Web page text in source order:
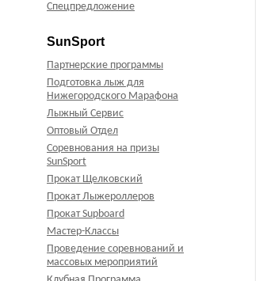
Спецпредложение
SunSport
Партнерские программы
Подготовка лыж для
Нижегородского Марафона
Лыжный Сервис
Оптовый Отдел
Соревнования на призы
SunSport
Прокат Щелковский
Прокат Лыжероллеров
Прокат Supboard
Мастер-Классы
Проведение соревнований и
массовых мероприятий